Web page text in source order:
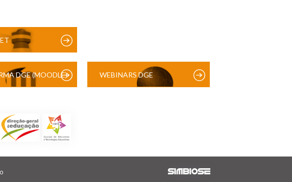
DGE (MOODLE) WEBINARS DGE